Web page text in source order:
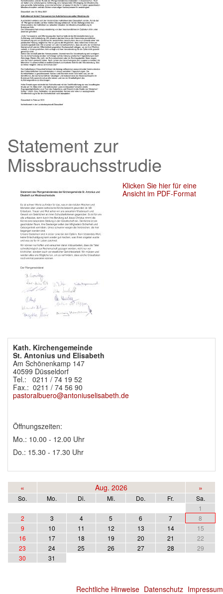
Statement zur
Missbrauchsstrudie
Klicken Sie hier für eine
Ansicht im PDF-Format
Kath. Kirchengemeinde
St. Antonius und Elisabeth
Am Schönenkamp 147
40599 Düsseldorf
Tel.: 0211 / 74 19 52
Fax.: 0211 / 74 56 90
pastoralbuero@antoniuselisabeth.de
Öffnungszeiten:
Mo.: 10.00 - 12.00 Uhr
Do.: 15.30 - 17.30 Uhr
« Aug. 2026 »
So. Mo. Di. Mi. Do. Fr.
Sa.
1
2
3 4 5 6 7
8
9
10 11 12 13 14
15
16
17 18 19 20 21
22
23
24 25 26 27 28
29
30
31
Rechtliche Hinweise Datenschutz Impressum